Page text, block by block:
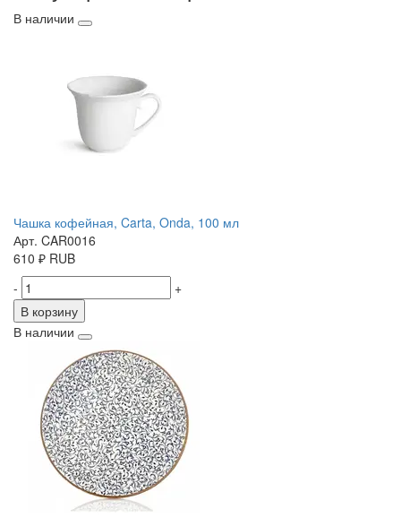
В наличии
Чашка кофейная, Carta, Onda, 100 мл
Арт. CAR0016
610 ₽ RUB
-
+
В корзину
В наличии